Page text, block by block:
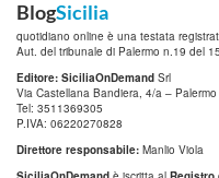
BlogSicilia
quotidiano online è una testata
Aut. del tribunale di Palermo n.19 del
Editore: SiciliaOnDemand Srl
Via Castellana Bandiera, 4/a – Palermo
Tel: 3511369305
P.IVA: 06220270828
Direttore responsabile: Manlio Viola